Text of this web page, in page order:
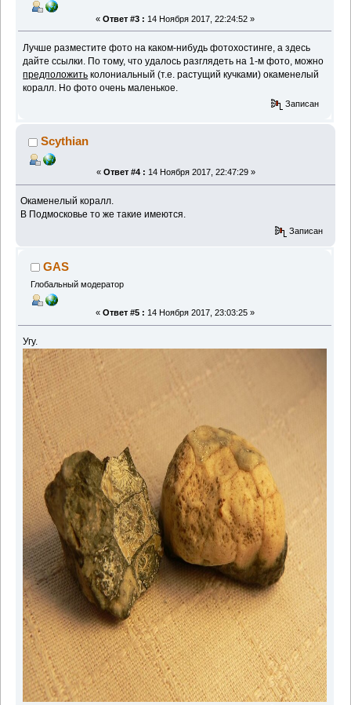
« Ответ #3 : 14 Ноября 2017, 22:24:52 »
Лучше разместите фото на каком-нибудь фотохостинге, а здесь
дайте ссылки. По тому, что удалось разглядеть на 1-м фото, можно
предположить колониальный (т.е. растущий кучками) окаменелый
коралл. Но фото очень маленькое.
Записан
Scythian
« Ответ #4 : 14 Ноября 2017, 22:47:29 »
Окаменелый коралл.
В Подмосковье то же такие имеются.
Записан
GAS
Глобальный модератор
« Ответ #5 : 14 Ноября 2017, 23:03:25 »
Угу.